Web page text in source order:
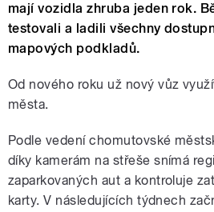
mají vozidla zhruba jeden rok.
testovali a ladili všechny
mapových podkladů.
Od nového roku už nový vůz
města.
Podle vedení chomutovské
díky kamerám na střeše snímá
zaparkovaných aut a kontroluje
karty. V následujících týdnech